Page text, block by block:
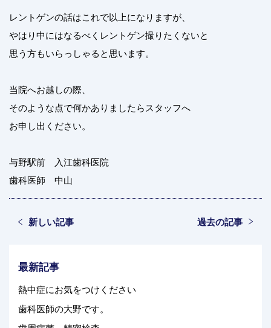
レントゲンの話はこれで以上になりますが、
やはり中にはなるべくレントゲン撮りたくないと
思う方もいらっしゃると思います。
当院へお越しの際、
そのような点で何かありましたらスタッフへ
お申し出ください。
与野駅前 入江歯科医院
歯科医師 中山
新しい記事 過去の記事
最新記事
熱中症にお気をつけください
歯科医師の大野です。